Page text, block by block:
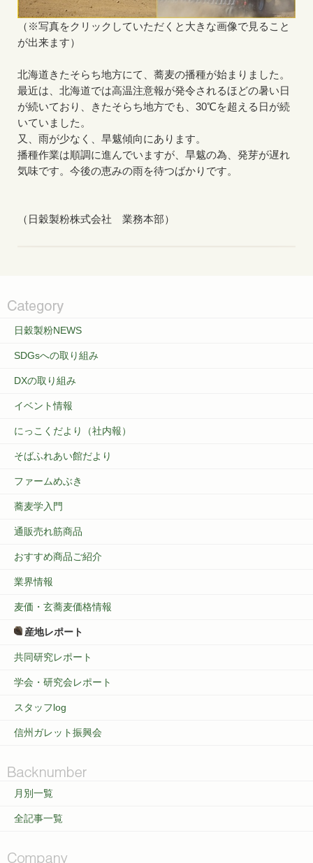
（※写真をクリックしていただくと大きな画像で見ること
が出来ます）
北海道きたそらち地方にて、蕎麦の播種が始まりました。
最近は、北海道では高温注意報が発令されるほどの暑い日
が続いており、きたそらち地方でも、30℃を超える日が続
いていました。
又、雨が少なく、旱魃傾向にあります。
播種作業は順調に進んでいますが、旱魃の為、発芽が遅れ
気味です。今後の恵みの雨を待つばかりです。
（日穀製粉株式会社 業務本部）
日穀製粉NEWS
SDGsへの取り組み
DXの取り組み
イベント情報
にっこくだより（社内報）
そばふれあい館だより
ファームめぶき
蕎麦学入門
通販売れ筋商品
おすすめ商品ご紹介
業界情報
麦価・玄蕎麦価格情報
産地レポート
共同研究レポート
学会・研究会レポート
スタッフlog
信州ガレット振興会
月別一覧
全記事一覧